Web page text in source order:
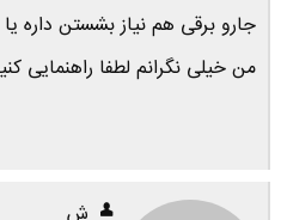
جارو برقی هم نیاز بشستن داره
من خیلی نگرانم لطفا راهنمایی